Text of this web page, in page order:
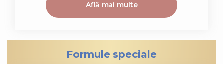
Află mai multe
Formule speciale